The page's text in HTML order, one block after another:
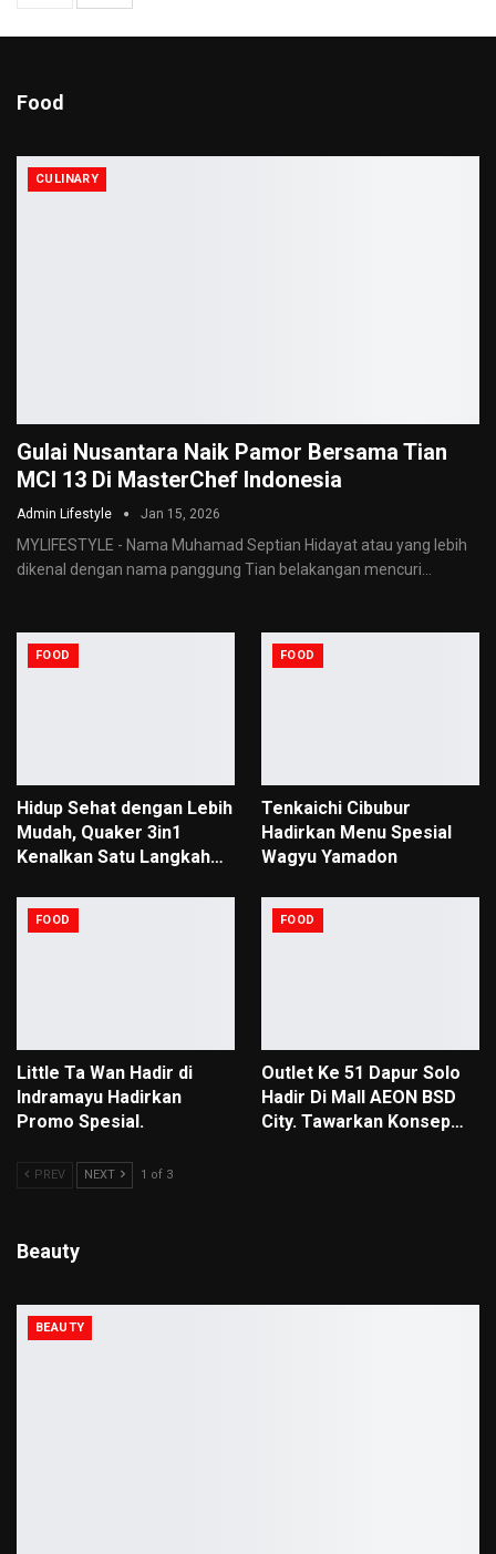
Food
CULINARY
Gulai Nusantara Naik Pamor Bersama Tian
MCI 13 Di MasterChef Indonesia
Admin Lifestyle Jan 15, 2026
MYLIFESTYLE - Nama Muhamad Septian Hidayat atau yang lebih
dikenal dengan nama panggung Tian belakangan mencuri…
FOOD
Hidup Sehat dengan Lebih
Mudah, Quaker 3in1
Kenalkan Satu Langkah…
FOOD
Tenkaichi Cibubur
Hadirkan Menu Spesial
Wagyu Yamadon
FOOD
Little Ta Wan Hadir di
Indramayu Hadirkan
Promo Spesial.
FOOD
Outlet Ke 51 Dapur Solo
Hadir Di Mall AEON BSD
City. Tawarkan Konsep…
PREV NEXT 1 of 3
Beauty
BEAUTY